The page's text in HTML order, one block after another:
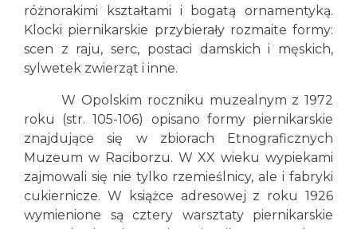
różnorakimi kształtami i bogatą ornamentyką.
Klocki piernikarskie przybierały rozmaite formy:
scen z raju, serc, postaci damskich i męskich,
sylwetek zwierząt i inne.
W Opolskim roczniku muzealnym z 1972
roku (str. 105-106) opisano formy piernikarskie
znajdujące się w zbiorach Etnograficznych
Muzeum w Raciborzu. W XX wieku wypiekami
zajmowali się nie tylko rzemieślnicy, ale i fabryki
cukiernicze. W książce adresowej z roku 1926
wymienione są cztery warsztaty piernikarskie